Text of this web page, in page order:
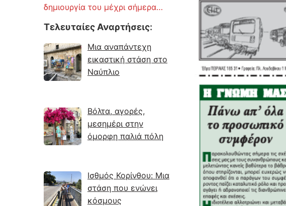
δημιουργία του μέχρι σήμερα…
Τελευταίες Αναρτήσεις:
Μια αναπάντεχη
εικαστική στάση στο
Ναύπλιο
Βόλτα, αγορές,
μεσημέρι στην
όμορφη παλιά πόλη
Ισθμός Κορίνθου: Μια
στάση που ενώνει
κόσμους